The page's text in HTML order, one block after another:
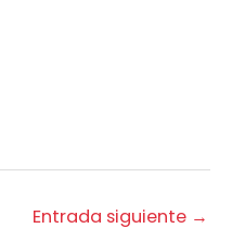
Entrada siguiente →